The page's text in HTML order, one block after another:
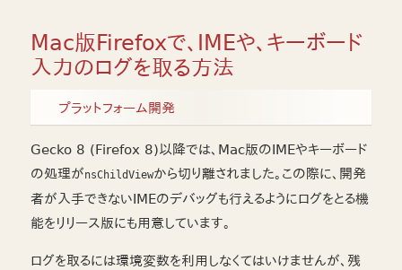
Mac版Firefoxで、IMEや、キーボード
入力のログを取る方法
プラットフォーム開発
Gecko 8 (Firefox 8)以降では、Mac版のIMEやキーボード
の処理がnsChildViewから切り離されました。この際に、開発
者が入手できないIMEのデバッグも行えるようにログをとる機
能をリリース版にも用意しています。
ログを取るには環境変数を利用しなくてはいけませんが、残